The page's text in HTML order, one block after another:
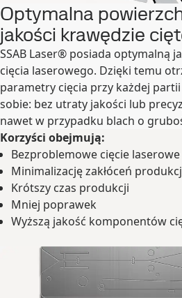
Optymalna
jakości krawędzie
SSAB Laser® posiada optymalną
cięcia laserowego. Dzięki temu
parametry cięcia przy każdej
sobie: bez utraty jakości lub
nawet w przypadku blach o
Korzyści obejmują:
Bezproblemowe cięcie laserowe
Minimalizację zakłóceń
Krótszy czas produkcji
Mniej poprawek
Wyższą jakość komponentów